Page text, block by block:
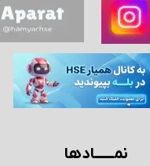
نمــــــادها